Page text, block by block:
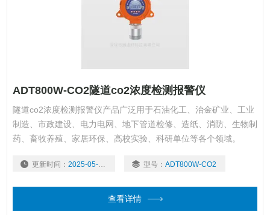
ADT800W-CO2隧道co2浓度检测报警仪
隧道co2浓度检测报警仪产品广泛用于石油化工、治金矿业、工业
制造、市政建设、电力电网、地下管道检修、造纸、消防、生物制
药、畜牧养殖、家居环保、高校实验、科研单位等各个领域。
更新时间： 2025-05-06 型号： ADT800W-CO2
查看详情